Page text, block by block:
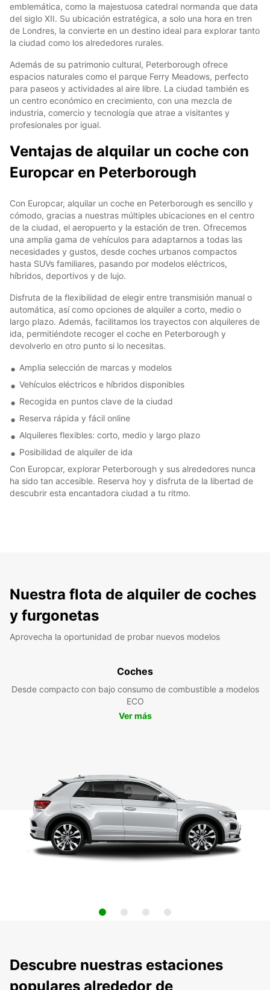
emblemática, como la majestuosa catedral normanda que data
del siglo XII. Su ubicación estratégica, a solo una hora en tren
de Londres, la convierte en un destino ideal para explorar tanto
la ciudad como los alrededores rurales.
Además de su patrimonio cultural, Peterborough ofrece
espacios naturales como el parque Ferry Meadows, perfecto
para paseos y actividades al aire libre. La ciudad también es
un centro económico en crecimiento, con una mezcla de
industria, comercio y tecnología que atrae a visitantes y
profesionales por igual.
Ventajas de alquilar un coche con
Europcar en Peterborough
Con Europcar, alquilar un coche en Peterborough es sencillo y
cómodo, gracias a nuestras múltiples ubicaciones en el centro
de la ciudad, el aeropuerto y la estación de tren. Ofrecemos
una amplia gama de vehículos para adaptarnos a todas las
necesidades y gustos, desde coches urbanos compactos
hasta SUVs familiares, pasando por modelos eléctricos,
híbridos, deportivos y de lujo.
Disfruta de la flexibilidad de elegir entre transmisión manual o
automática, así como opciones de alquiler a corto, medio o
largo plazo. Además, facilitamos los trayectos con alquileres de
ida, permitiéndote recoger el coche en Peterborough y
devolverlo en otro punto si lo necesitas.
Amplia selección de marcas y modelos
Vehículos eléctricos e híbridos disponibles
Recogida en puntos clave de la ciudad
Reserva rápida y fácil online
Alquileres flexibles: corto, medio y largo plazo
Posibilidad de alquiler de ida
Con Europcar, explorar Peterborough y sus alrededores nunca
ha sido tan accesible. Reserva hoy y disfruta de la libertad de
descubrir esta encantadora ciudad a tu ritmo.
Nuestra flota de alquiler de coches
y furgonetas
Aprovecha la oportunidad de probar nuevos modelos
Coches
Desde compacto con bajo consumo de combustible a modelos
ECO
Ver más
Descubre nuestras estaciones
populares alrededor de